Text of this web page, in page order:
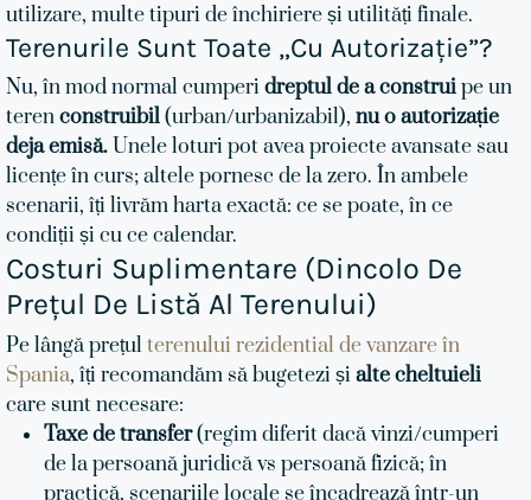
utilizare, multe tipuri de închiriere și utilități finale.
Terenurile Sunt Toate „cu Autorizație”?
Nu, în mod normal cumperidreptul de a construipe un
terenconstruibil(urban/urbanizabil), nu o autorizație
deja emisă.Unele loturi pot avea proiecte avansate sau
licențe în curs; altele pornesc de la zero. În ambele
scenarii, îți livrăm harta exactă: ce se poate, în ce
condiții și cu ce calendar.
Costuri Suplimentare (dincolo De
Prețul De Listă Al Terenului)
Pe lângă prețul terenului rezidential de vanzare în
Spania, îți recomandăm să bugetezi șialte cheltuieli
care sunt necesare:
Taxe de transfer(regim diferit dacă vinzi/cumperi
de la persoană juridică vs persoană fizică; în
practică, scenariile locale se încadrează într-un